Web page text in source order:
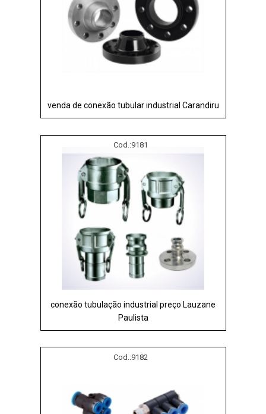
venda de conexão tubular industrial Carandiru
Cod.:9181
conexão tubulação industrial preço Lauzane
Paulista
Cod.:9182